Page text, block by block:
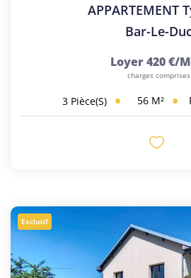
APPARTEMENT
Bar-Le-
Loyer 420 €/
charges comprises
3 Pièce(s) 56 M²
Exclusif